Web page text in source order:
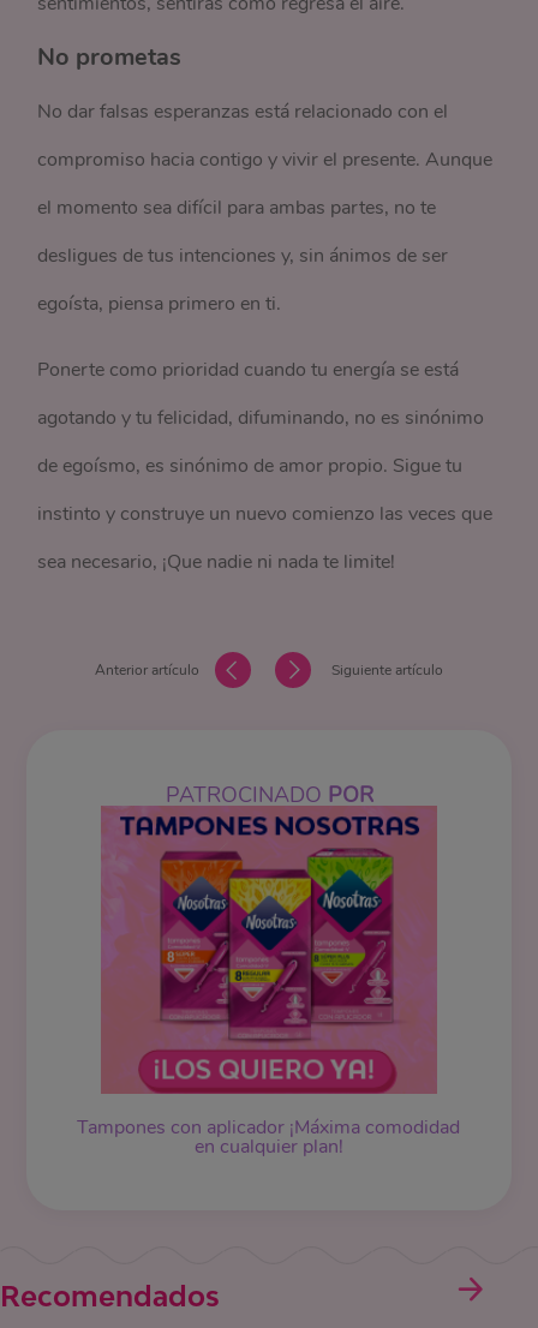
No prometas
No dar falsas esperanzas está relacionado con el
compromiso hacia contigo y vivir el presente. Aunque
el momento sea difícil para ambas partes, no te
desligues de tus intenciones y, sin ánimos de ser
egoísta, piensa primero en ti.
Ponerte como prioridad cuando tu energía se está
agotando y tu felicidad, difuminando, no es sinónimo
de egoísmo, es sinónimo de amor propio. Sigue tu
instinto y construye un nuevo comienzo las veces que
sea necesario, ¡Que nadie ni nada te limite!
Anterior artículo Siguiente artículo
PATROCINADO POR
Tampones con aplicador ¡Máxima comodidad
en cualquier plan!
Recomendados